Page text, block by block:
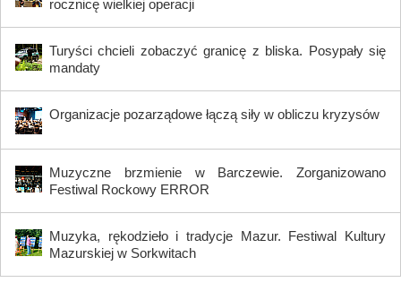
rocznicę wielkiej operacji
Turyści chcieli zobaczyć granicę z bliska. Posypały się
mandaty
Organizacje pozarządowe łączą siły w obliczu kryzysów
Muzyczne brzmienie w Barczewie. Zorganizowano
Festiwal Rockowy ERROR
Muzyka, rękodzieło i tradycje Mazur. Festiwal Kultury
Mazurskiej w Sorkwitach